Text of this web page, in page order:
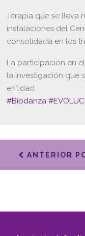
Terapia que se lleva
instalaciones del
consolidada en los
La participación en
la investigación que
entidad.
#Biodanza #
ANTERIOR